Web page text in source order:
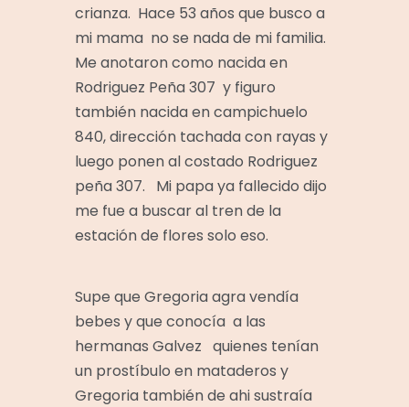
crianza. Hace 53 años que busco a
mi mama no se nada de mi familia.
Me anotaron como nacida en
Rodriguez Peña 307 y figuro
también nacida en campichuelo
840, dirección tachada con rayas y
luego ponen al costado Rodriguez
peña 307. Mi papa ya fallecido dijo
me fue a buscar al tren de la
estación de flores solo eso.
Supe que Gregoria agra vendía
bebes y que conocía a las
hermanas Galvez quienes tenían
un prostíbulo en mataderos y
Gregoria también de ahi sustraía